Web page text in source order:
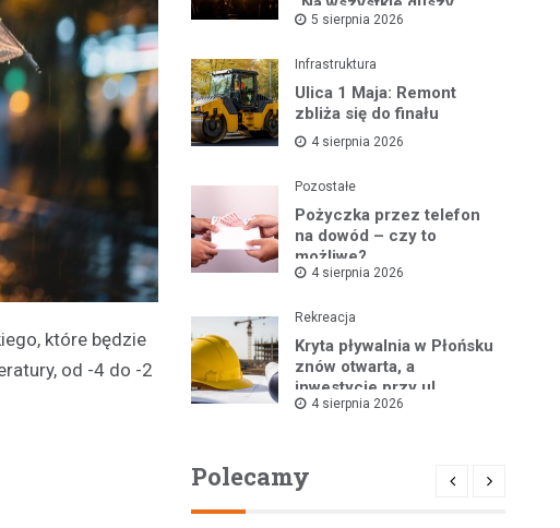
które będzie
od -4 do -2
nastroje”
5 sierpnia 2026
Infrastruktura
Ulica 1 Maja: Remont
zbliża się do finału
4 sierpnia 2026
Pozostałe
Pożyczka przez telefon
na dowód – czy to
możliwe?
4 sierpnia 2026
Rekreacja
Kryta pływalnia w Płońsku
znów otwarta, a
inwestycje przy ul.
Kopernika w toku
4 sierpnia 2026
Polecamy